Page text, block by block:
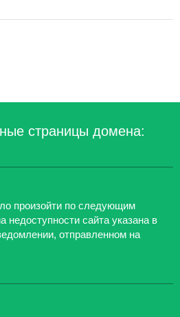
страницы домена:
произойти по следующим
сайта указана в
отправленном на